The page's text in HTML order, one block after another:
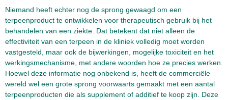
Niemand heeft echter nog de sprong gewaagd om een
terpeenproduct te ontwikkelen voor therapeutisch gebruik bij het
behandelen van een ziekte. Dat betekent dat niet alleen de
effectiviteit van een terpeen in de kliniek volledig moet worden
vastgesteld, maar ook de bijwerkingen, mogelijke toxiciteit en het
werkingsmechanisme, met andere woorden hoe ze precies werken.
Hoewel deze informatie nog onbekend is, heeft de commerciële
wereld wel een grote sprong voorwaarts gemaakt met een aantal
terpeenproducten die als supplement of additief te koop zijn. Deze